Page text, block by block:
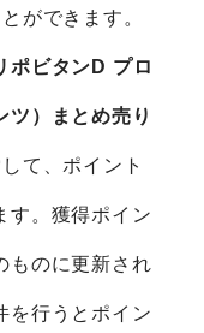
ができます。
ポビタンD プロ
ツ）まとめ売り
て、ポイント
す。獲得ポイン
ものに更新され
を行うとポイン